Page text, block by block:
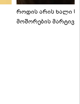
როდის არის ხალი
მოშორების